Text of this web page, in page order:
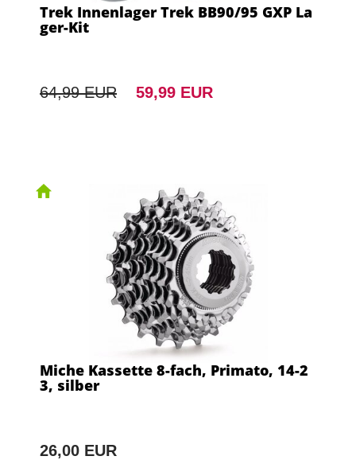
Trek Innenlager Trek BB90/95 GXP La
ger-Kit
64,99 EUR 59,99 EUR
Miche Kassette 8-fach, Primato, 14-2
3, silber
26,00 EUR